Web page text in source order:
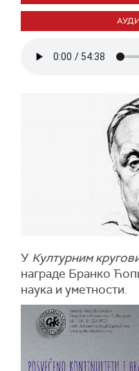
У Културним
награде Бранко
наука и уметности.